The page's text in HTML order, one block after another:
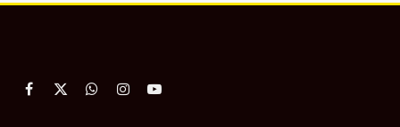
Facebook
X
WhatsApp
InstagramYouTube